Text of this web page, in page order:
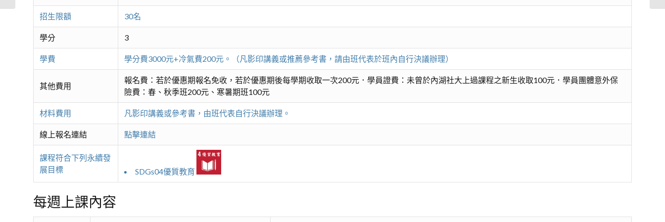
招生限額 30名
學分 3
學費 學分費3000元+冷氣費200元。（凡影印講義或推薦參考書，請由班代表於班內自行決議辦理）
其他費用
報名費：若於優惠期報名免收，若於優惠期後每學期收取一次200元．學員證費：未曾於內湖社大上過課程之新生收取100元．學員團體意外保
險費：春、秋季班200元、寒暑期班100元
材料費用 凡影印講義或參考書，由班代表自行決議辦理。
線上報名連結 點擊連結
課程符合下列永續發
展目標
SDGs04優質教育
每週上課內容